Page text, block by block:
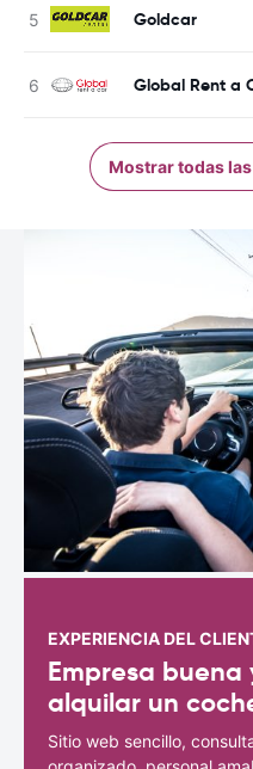
Goldcar
Global Rent a
Mostrar todas
EXPERIENCIA DEL
Empresa
alquilar un
Sitio web sencillo,